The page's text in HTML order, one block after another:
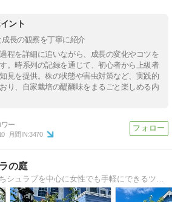
ント
長の観察を丁寧に紹介
程を詳細に追いながら、成長の変化やコツを
。時系列の記録を通じて、初心者から上級者
見を提供。株の状態や害虫対策など、実践的
り、自家栽培の醍醐味をまるごと楽しめる内
月間IN:3470
の庭
約150本のバラのうちシュラブを中心に女性でも手軽にできるツルバラの庭を作っています。ジェルネイル 、化粧品も登場します。『セキセイインコのピータンと小さな庭』の続きのブログです。